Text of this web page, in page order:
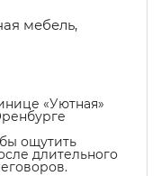
мебель,
«Уютная»
ощутить
длительного